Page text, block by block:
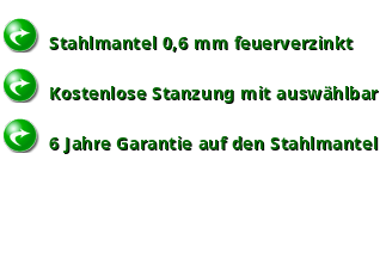
Stahlmantel 0,6 mm feuerverzinkt
Kostenlose Stanzung mit auswählbar
6 Jahre Garantie auf den Stahlmantel